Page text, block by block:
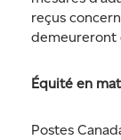
reçus
demeureront
Équité en
Postes